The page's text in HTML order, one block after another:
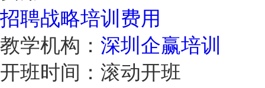
招聘战略培训费用
教学机构： 深圳企赢培训
开班时间： 滚动开班